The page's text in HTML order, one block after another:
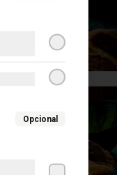
Opcional